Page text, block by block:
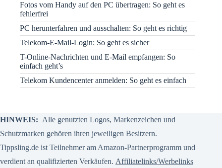
Fotos vom Handy auf den PC übertragen: So geht es
fehlerfrei
PC herunterfahren und ausschalten: So geht es richtig
Telekom-E-Mail-Login: So geht es sicher
T-Online-Nachrichten und E-Mail empfangen: So
einfach geht’s
Telekom Kundencenter anmelden: So geht es einfach
HINWEIS: Alle genutzten Logos, Markenzeichen und
Schutzmarken gehören ihren jeweiligen Besitzern.
Tippsling.de ist Teilnehmer am Amazon-Partnerprogramm und
verdient an qualifizierten Verkäufen. Affiliatelinks/Werbelinks